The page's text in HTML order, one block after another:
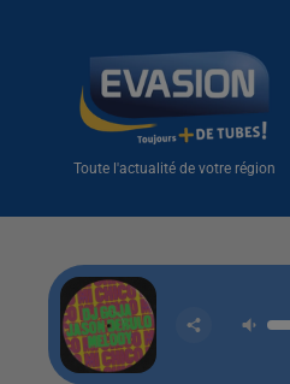
Toute l'actualité de votre région